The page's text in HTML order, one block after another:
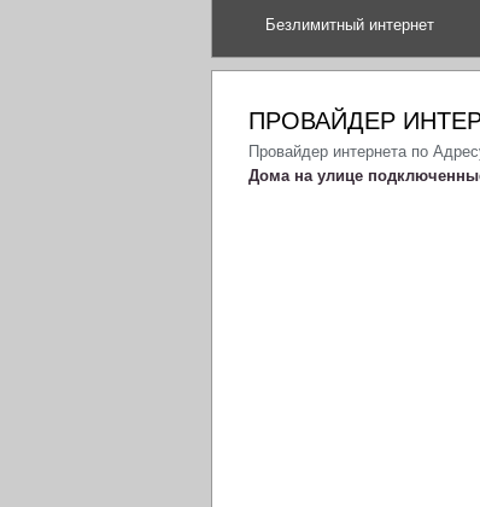
Безлимитный интернет
ПРОВАЙДЕР
Провайдер интернета по
Дома на улице